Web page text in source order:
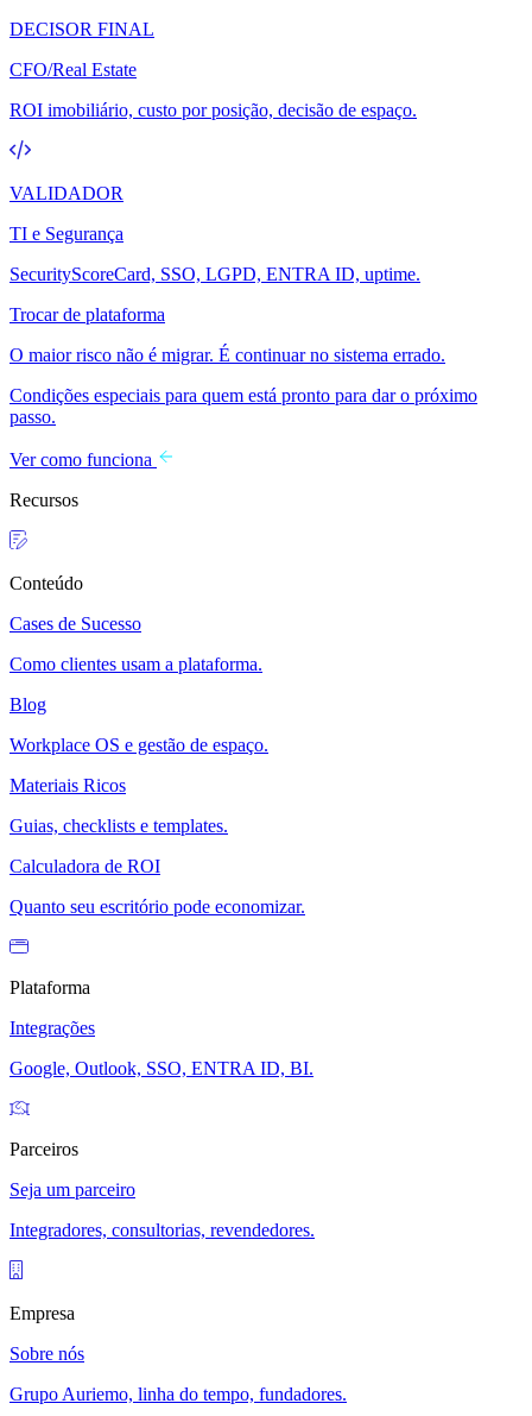
DECISOR FINAL
CFO/Real Estate
ROI imobiliário, custo por posição, decisão de espaço.
VALIDADOR
TI e Segurança
SecurityScoreCard, SSO, LGPD, ENTRA ID, uptime.
Trocar de plataforma
O maior risco não é migrar. É continuar no sistema errado.
Condições especiais para quem está pronto para dar o próximo
passo.
Ver como funciona
Recursos
Conteúdo
Cases de Sucesso
Como clientes usam a plataforma.
Blog
Workplace OS e gestão de espaço.
Materiais Ricos
Guias, checklists e templates.
Calculadora de ROI
Quanto seu escritório pode economizar.
Plataforma
Integrações
Google, Outlook, SSO, ENTRA ID, BI.
Parceiros
Seja um parceiro
Integradores, consultorias, revendedores.
Empresa
Sobre nós
Grupo Auriemo, linha do tempo, fundadores.